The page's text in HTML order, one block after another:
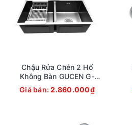
Chậu Rửa Chén 2 Hố
Không Bàn GUCEN G-
1200GB3
Giá bán:2.860.000₫